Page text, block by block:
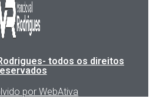
todos os direitos
por WebAtiva